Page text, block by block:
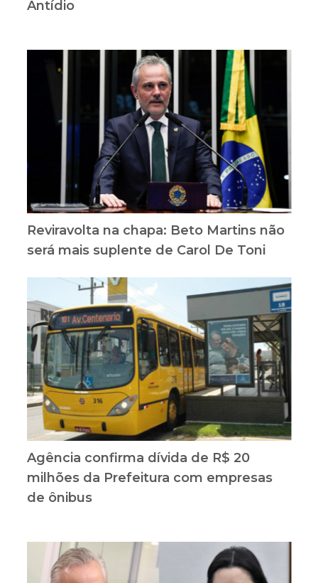
Antídio
Reviravolta na chapa: Beto Martins não
será mais suplente de Carol De Toni
Agência confirma dívida de R$ 20
milhões da Prefeitura com empresas
de ônibus